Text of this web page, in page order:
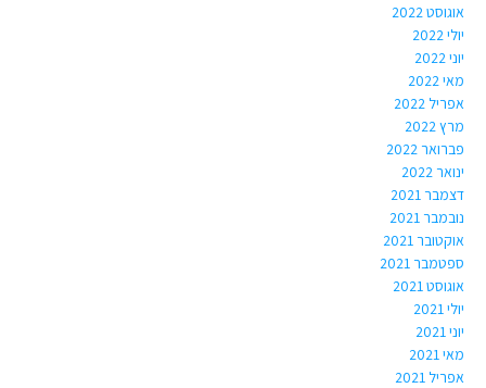
אוגוסט 2022
יולי 2022
יוני 2022
מאי 2022
אפריל 2022
מרץ 2022
פברואר 2022
ינואר 2022
דצמבר 2021
נובמבר 2021
אוקטובר 2021
ספטמבר 2021
אוגוסט 2021
יולי 2021
יוני 2021
מאי 2021
אפריל 2021